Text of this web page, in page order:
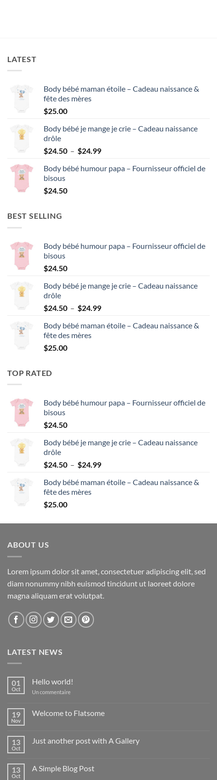
LATEST
Body bébé maman étoile – Cadeau naissance &
fête des mères
$25.00
Body bébé je mange je crie – Cadeau naissance
drôle
$24.50 – $24.99Plage
prix :
Body bébé humour papa – Fournisseur officiel de
bisous
$24.50
BEST SELLING
Body bébé humour papa – Fournisseur officiel de
bisous
$24.50
Body bébé je mange je crie – Cadeau naissance
drôle
$24.50 – $24.99Plage
prix :
Body bébé maman étoile – Cadeau naissance &
fête des mères
$25.00
TOP RATED
Body bébé humour papa – Fournisseur officiel de
bisous
$24.50
Body bébé je mange je crie – Cadeau naissance
drôle
$24.50 – $24.99Plage
prix :
Body bébé maman étoile – Cadeau naissance &
fête des mères
$25.00
ABOUT US
Lorem ipsum dolor sit amet, consectetuer adipiscing elit, sed
diam nonummy nibh euismod tincidunt ut laoreet dolore
magna aliquam erat volutpat.
LATEST NEWS
01
Oct
Hello world!
Un commentaire
19
Nov
Welcome to Flatsome
Welcome
13
Oct
Just another post with A Gallery
Just
13
Oct
A Simple Blog Post